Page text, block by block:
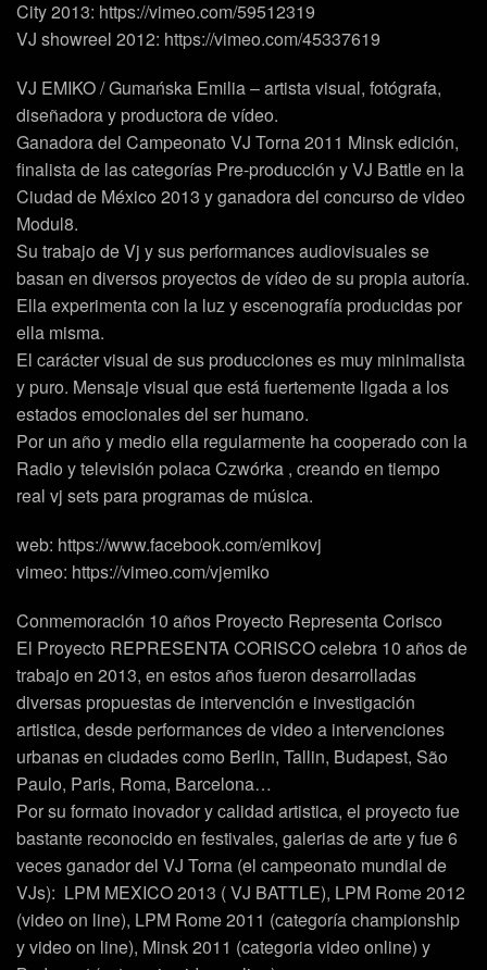
City 2013: https://vimeo.com/59512319
VJ showreel 2012: https://vimeo.com/45337619
VJ EMIKO / Gumańska Emilia– artista visual, fotógrafa,
diseñadora y productora de vídeo.
Ganadora del Campeonato VJ Torna 2011 Minsk edición,
finalista de las categorías Pre-producción y VJ Battle en la
Ciudad de México 2013 y ganadora del concurso de video
Modul8.
Su trabajo de Vj y sus performances audiovisuales se
basan en diversos proyectos de vídeo de su propia autoría.
Ella experimenta con la luz y escenografía producidas por
ella misma.
El carácter visual de sus producciones es muy minimalista
y puro. Mensaje visual que está fuertemente ligada a los
estados emocionales del ser humano.
Por un año y medio ella regularmente ha cooperado con la
Radio y televisión polaca Czwórka , creando en tiempo
real vj sets para programas de música.
web: https://www.facebook.com/emikovj
vimeo: https://vimeo.com/vjemiko
Conmemoración 10 años Proyecto Representa Corisco
El Proyecto REPRESENTA CORISCOcelebra 10 años de
trabajo en 2013, en estos años fueron desarrolladas
diversas propuestas de intervención e investigación
artistica, desde performances de video a intervenciones
urbanas en ciudades como Berlin, Tallin, Budapest, São
Paulo, Paris, Roma, Barcelona…
Por su formato inovador y calidad artistica, el proyecto fue
bastante reconocido en festivales, galerias de arte y fue 6
veces ganador del VJ Torna (el campeonato mundial de
VJs): LPM MEXICO 2013 ( VJ BATTLE), LPM Rome 2012
(video on line), LPM Rome 2011 (categoría championship
y video on line), Minsk 2011 (categoria video online) y